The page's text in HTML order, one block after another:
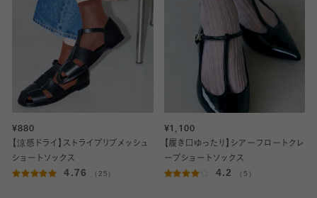
¥880
【涼感ドライ】ストライプリブメッシュ
ショートソックス
4.76 （25）
¥1,100
【履き口ゆったり】シアーフロートクレ
ープショートソックス
4.2 （5）